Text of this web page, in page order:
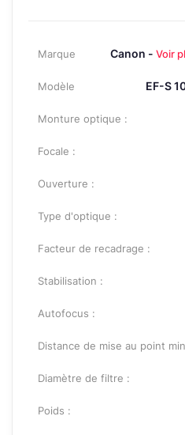
Marque Canon - Voir
Modèle EF-S
Monture optique :
Focale :
Ouverture :
Type d'optique :
Facteur de recadrage :
Stabilisation :
Autofocus :
Distance de mise au point
Diamètre de filtre :
Poids :